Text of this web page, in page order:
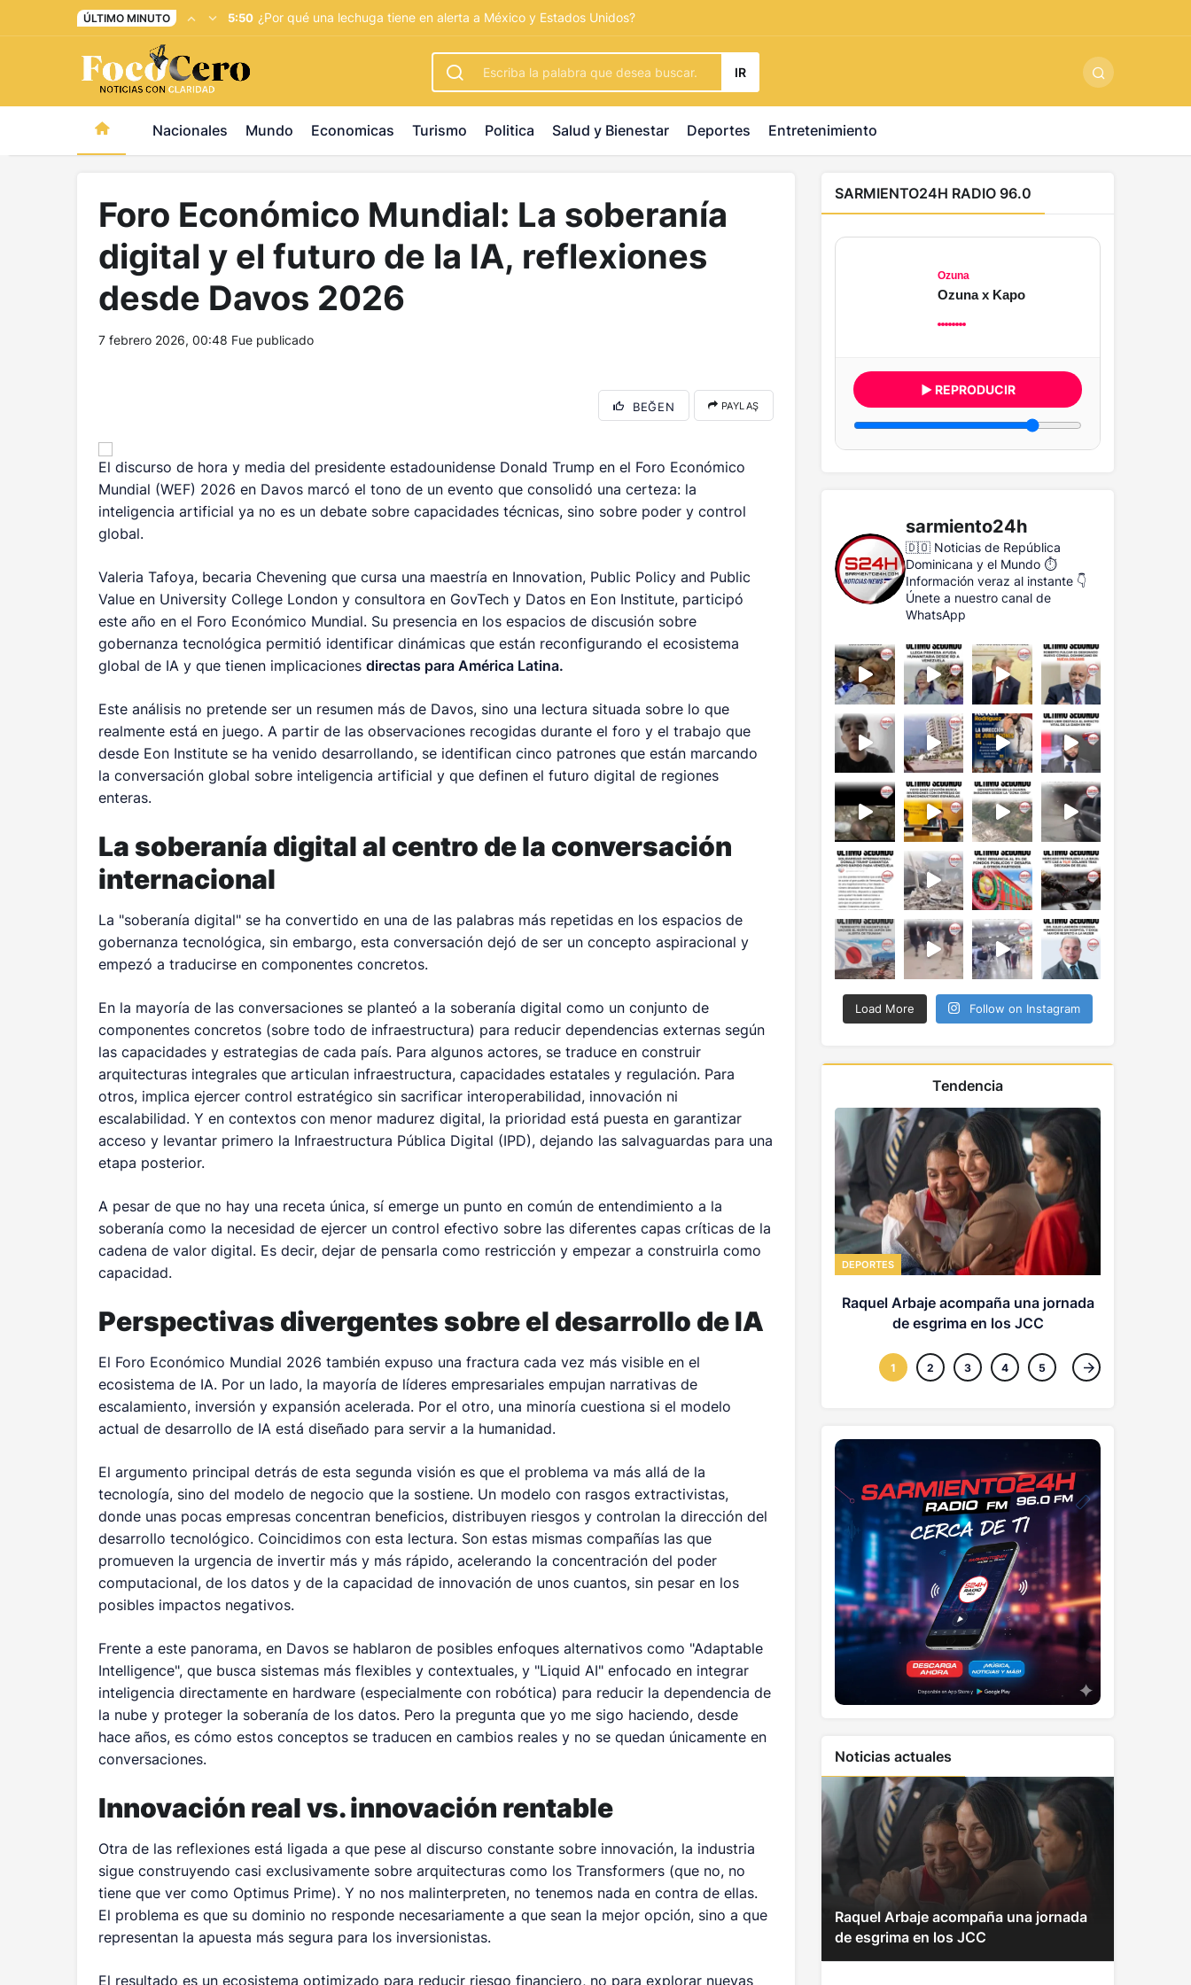
pusulabet giriş-trwin giriş levabet - vizebet giriş - masterbetting - palacebet1.com- kralbet yeni giriş
ÚLTIMO MINUTO 5:50 ¿Por qué una lechuga tiene en alerta a México y Estados Unidos?
IR
Nacionales Mundo Economicas Turismo Politica Salud y Bienestar Deportes Entretenimiento
Foro Económico Mundial: La soberanía
digital y el futuro de la IA, reflexiones
desde Davos 2026
7 febrero 2026, 00:48 Fue publicado
BEĞEN PAYLAŞ
El discurso de hora y media del presidente estadounidense Donald Trump en el Foro Económico
Mundial (WEF) 2026 en Davos marcó el tono de un evento que consolidó una certeza: la
inteligencia artificial ya no es un debate sobre capacidades técnicas, sino sobre poder y control
global.
Valeria Tafoya, becaria Chevening que cursa una maestría en Innovation, Public Policy and Public
Value en University College London y consultora en GovTech y Datos en Eon Institute, participó
este año en el Foro Económico Mundial. Su presencia en los espacios de discusión sobre
gobernanza tecnológica permitió identificar dinámicas que están reconfigurando el ecosistema
global de IA y que tienen implicacionesdirectas para América Latina.
Este análisis no pretende ser un resumen más de Davos, sino una lectura situada sobre lo que
realmente está en juego. A partir de las observaciones recogidas durante el foro y el trabajo que
desde Eon Institute se ha venido desarrollando, se identifican cinco patrones que están marcando
la conversación global sobre inteligencia artificial y que definen el futuro digital de regiones
enteras.
La soberanía digital al centro de la conversación
internacional
La "soberanía digital" se ha convertido en una de las palabras más repetidas en los espacios de
gobernanza tecnológica, sin embargo, esta conversación dejó de ser un concepto aspiracional y
empezó a traducirse en componentes concretos.
En la mayoría de las conversaciones se planteó a la soberanía digital como un conjunto de
componentes concretos (sobre todo de infraestructura) para reducir dependencias externas según
las capacidades y estrategias de cada país. Para algunos actores, se traduce en construir
arquitecturas integrales que articulan infraestructura, capacidades estatales y regulación. Para
otros, implica ejercer control estratégico sin sacrificar interoperabilidad, innovación ni
escalabilidad. Y en contextos con menor madurez digital, la prioridad está puesta en garantizar
acceso y levantar primero la Infraestructura Pública Digital (IPD), dejando las salvaguardas para una
etapa posterior.
A pesar de que no hay una receta única, sí emerge un punto en común de entendimiento a la
soberanía como la necesidad de ejercer un control efectivo sobre las diferentes capas críticas de la
cadena de valor digital. Es decir, dejar de pensarla como restricción y empezar a construirla como
capacidad.
Perspectivas divergentes sobre el desarrollo de IA
El Foro Económico Mundial 2026 también expuso una fractura cada vez más visible en el
ecosistema de IA. Por un lado, la mayoría de líderes empresariales empujan narrativas de
escalamiento, inversión y expansión acelerada. Por el otro, una minoría cuestiona si el modelo
actual de desarrollo de IA está diseñado para servir a la humanidad.
El argumento principal detrás de esta segunda visión es que el problema va más allá de la
tecnología, sino del modelo de negocio que la sostiene. Un modelo con rasgos extractivistas,
donde unas pocas empresas concentran beneficios, distribuyen riesgos y controlan la dirección del
desarrollo tecnológico. Coincidimos con esta lectura. Son estas mismas compañías las que
promueven la urgencia de invertir más y más rápido, acelerando la concentración del poder
computacional, de los datos y de la capacidad de innovación de unos cuantos, sin pesar en los
posibles impactos negativos.
Frente a este panorama, en Davos se hablaron de posibles enfoques alternativos como "Adaptable
Intelligence", que busca sistemas más flexibles y contextuales, y "Liquid AI" enfocado en integrar
inteligencia directamente en hardware (especialmente con robótica) para reducir la dependencia de
la nube y proteger la soberanía de los datos. Pero la pregunta que yo me sigo haciendo, desde
hace años, es cómo estos conceptos se traducen en cambios reales y no se quedan únicamente en
conversaciones.
Innovación real vs. innovación rentable
Otra de las reflexiones está ligada a que pese al discurso constante sobre innovación, la industria
sigue construyendo casi exclusivamente sobre arquitecturas como los Transformers (que no, no
tiene que ver como Optimus Prime). Y no nos malinterpreten, no tenemos nada en contra de ellas.
El problema es que su dominio no responde necesariamente a que sean la mejor opción, sino a que
representan la apuesta más segura para los inversionistas.
El resultado es un ecosistema optimizado para reducir riesgo financiero, no para explorar nuevas
SARMIENTO24H RADIO 96.0
Ozuna
Ozuna x Kapo
▶ REPRODUCIR
sarmiento24h
🇩🇴 Noticias de República
Dominicana y el Mundo ⏱️
Información veraz al instante 👇
Únete a nuestro canal de
WhatsApp
Load More Follow on Instagram
Tendencia
DEPORTES
Raquel Arbaje acompaña una jornada
de esgrima en los JCC
1 2 3 4 5
Noticias actuales
Raquel Arbaje acompaña una jornada
de esgrima en los JCC